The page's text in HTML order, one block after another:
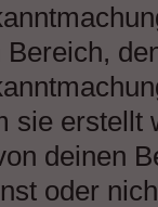
Bereich,
sie erstellt
deinen
oder